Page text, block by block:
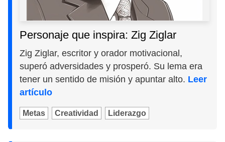
Personaje que inspira: Zig Ziglar
Zig Ziglar, escritor y orador motivacional,
superó adversidades y prosperó. Su lema era
tener un sentido de misión y apuntar alto. Leer
artículo
Metas Creatividad Liderazgo